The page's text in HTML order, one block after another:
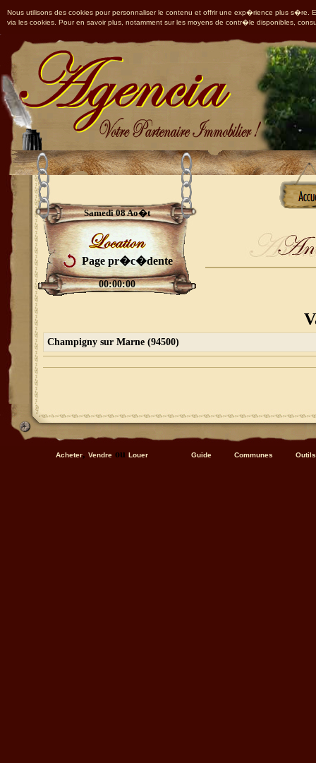
Nous utilisons des cookies pour personnaliser le contenu et offrir une exp�rience plus
via les cookies. Pour en savoir plus, notamment sur les moyens de contr�le disponibles,
Samedi 08 Ao�t
Page pr�c�dente
00:00:00
Champigny sur Marne (94500)
Acheter,Vendre ouLouer Guide Communes Outils